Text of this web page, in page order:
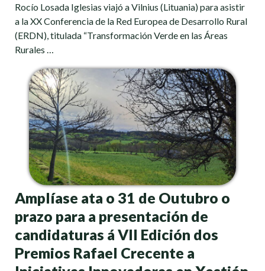
Rocío Losada Iglesias viajó a Vilnius (Lituania) para asistir
a la XX Conferencia de la Red Europea de Desarrollo Rural
(ERDN), titulada “Transformación Verde en las Áreas
Rurales …
Amplíase ata o 31 de Outubro o
prazo para a presentación de
candidaturas á VII Edición dos
Premios Rafael Crecente a